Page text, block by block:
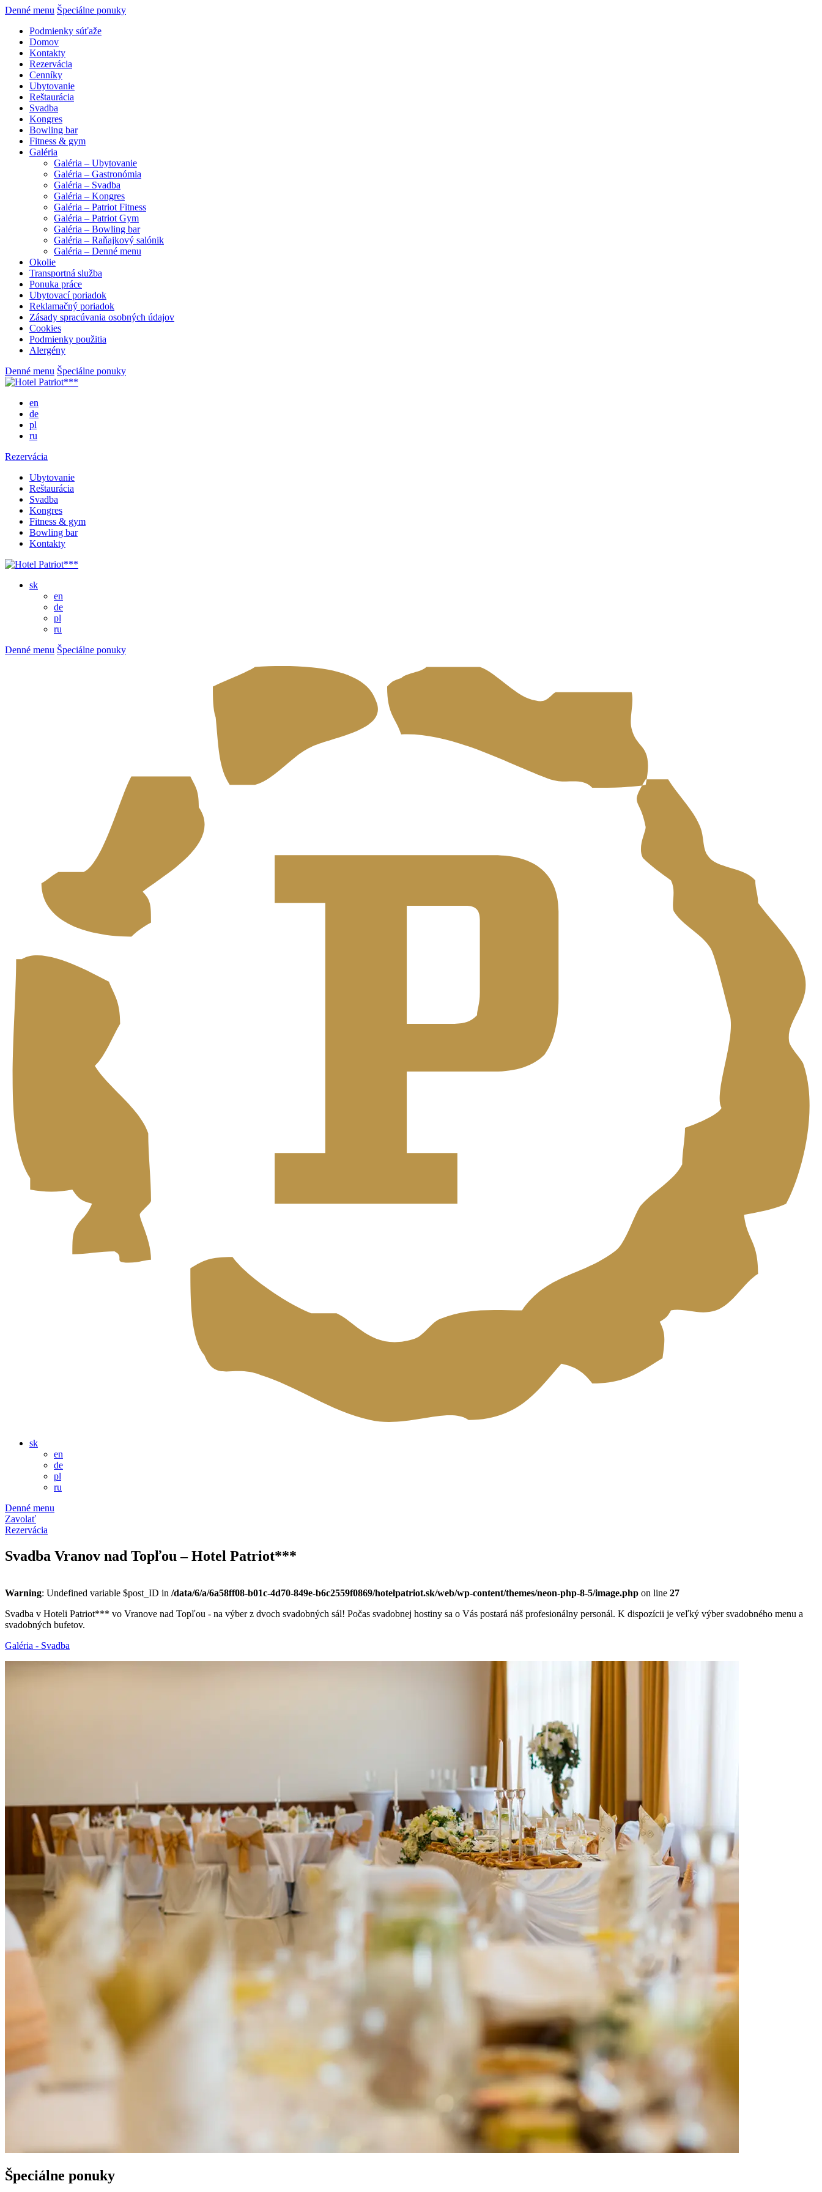
Denné menu Špeciálne ponuky
Podmienky súťaže
Domov
Kontakty
Rezervácia
Cenníky
Ubytovanie
Reštaurácia
Svadba
Kongres
Bowling bar
Fitness & gym
Galéria
Galéria – Ubytovanie
Galéria – Gastronómia
Galéria – Svadba
Galéria – Kongres
Galéria – Patriot Fitness
Galéria – Patriot Gym
Galéria – Bowling bar
Galéria – Raňajkový salónik
Galéria – Denné menu
Okolie
Transportná služba
Ponuka práce
Ubytovací poriadok
Reklamačný poriadok
Zásady spracúvania osobných údajov
Cookies
Podmienky použitia
Alergény
Denné menu Špeciálne ponuky
en
de
pl
ru
Rezervácia
Ubytovanie
Reštaurácia
Svadba
Kongres
Fitness & gym
Bowling bar
Kontakty
sk
en
de
pl
ru
Denné menu Špeciálne ponuky
sk
en
de
pl
ru
Denné menu
Zavolať
Rezervácia
Svadba Vranov nad Topľou – Hotel Patriot***
Warning: Undefined variable $post_ID in /data/6/a/6a58ff08-b01c-4d70-849e-b6c2559f0869/hotelpatriot.sk/web/wp-content/themes/neon-php-8-5/image.php on line 27
Svadba v Hoteli Patriot*** vo Vranove nad Topľou - na výber z dvoch svadobných sál! Počas svadobnej hostiny sa o Vás postará náš profesionálny personál. K dispozícii je veľký výber svadobného menu a
svadobných bufetov.
Galéria - Svadba
Špeciálne ponuky